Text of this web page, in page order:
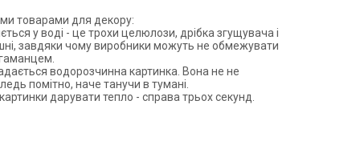
товарами для декору:
у воді - це трохи целюлози, дрібка згущувача і
завдяки чому виробники можуть не обмежувати
водорозчинна картинка. Вона не не
помітно, наче танучи в тумані.
дарувати тепло - справа трьох секунд.